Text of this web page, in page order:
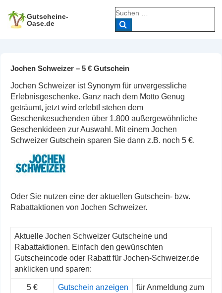
Zum
Inhalt
Gutscheine-
Oase.de
Suche
nach:
Jochen Schweizer – 5 € Gutschein
Jochen Schweizer ist Synonym für unvergessliche
Erlebnisgeschenke. Ganz nach dem Motto Genug
geträumt, jetzt wird erlebt! stehen dem
Geschenkesuchenden über 1.800 außergewöhnliche
Geschenkideen zur Auswahl. Mit einem Jochen
Schweizer Gutschein sparen Sie dann z.B. noch 5 €.
Oder Sie nutzen eine der aktuellen Gutschein- bzw.
Rabattaktionen von Jochen Schweizer.
Aktuelle Jochen Schweizer Gutscheine und
Rabattaktionen. Einfach den gewünschten
Gutscheincode oder Rabatt für Jochen-Schweizer.de
anklicken und sparen:
5 €
Gutschein anzeigen
für Anmeldung zum